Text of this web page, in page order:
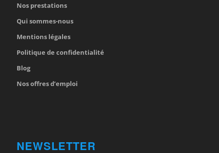
Nos prestations
Qui sommes-nous
Mentions légales
Politique de confidentialité
Blog
Nos offres d’emploi
NEWSLETTER